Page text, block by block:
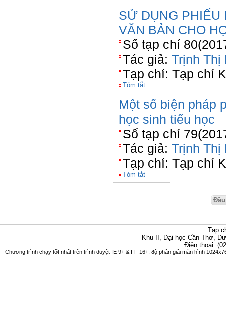
SỬ DỤNG PHIẾU
VĂN BẢN CHO
Số tạp chí
Tác giả: Trịnh Thị
Tạp chí: Tạp chí
Tóm tắt
Một số biện pháp
học sinh tiểu học
Số tạp chí
Tác giả: Trịnh Thị
Tạp chí: Tạp chí
Tóm tắt
Tạp
Khu II, Đại học Cần Thơ,
Điện thoại:
Chương trình chạy tốt nhất trên trình duyệt IE 9+ & FF 16+, độ phân giải màn hình